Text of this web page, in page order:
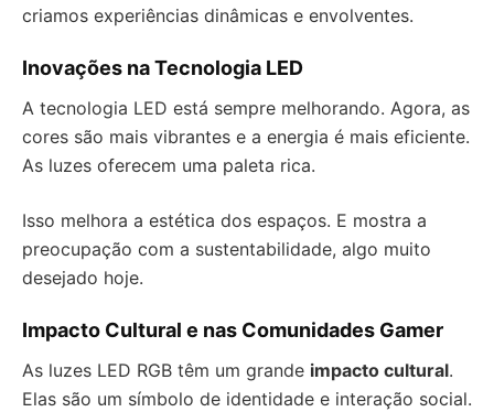
criamos experiências dinâmicas e envolventes.
Inovações na Tecnologia LED
A tecnologia LED está sempre melhorando. Agora, as
cores são mais vibrantes e a energia é mais eficiente.
As luzes oferecem uma paleta rica.
Isso melhora a estética dos espaços. E mostra a
preocupação com a sustentabilidade, algo muito
desejado hoje.
Impacto Cultural e nas Comunidades Gamer
As luzes LED RGB têm um grande impacto cultural.
Elas são um símbolo de identidade e interação social.